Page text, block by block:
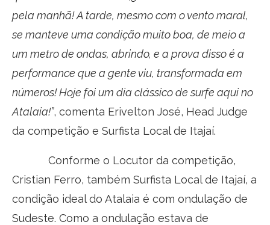
pela manhã! A tarde, mesmo com o vento maral,
se manteve uma condição muito boa, de meio a
um metro de ondas, abrindo, e a prova disso é a
performance que a gente viu, transformada em
números! Hoje foi um dia clássico de surfe aqui no
Atalaia!”, comenta Erivelton José, Head Judge
da competição e Surfista Local de Itajaí.
Conforme o Locutor da competição,
Cristian Ferro, também Surfista Local de Itajaí, a
condição ideal do Atalaia é com ondulação de
Sudeste. Como a ondulação estava de